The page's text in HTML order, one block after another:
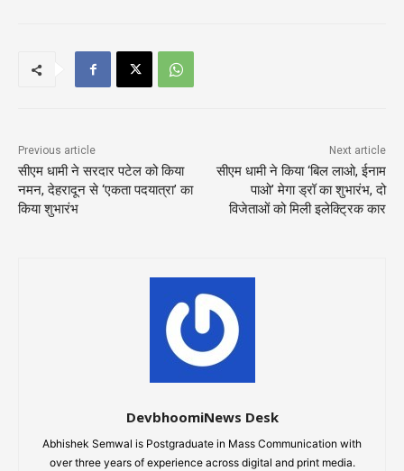
Previous article
सीएम धामी ने सरदार पटेल को किया
नमन, देहरादून से ‘एकता पदयात्रा’ का
किया शुभारंभ
Next article
सीएम धामी ने किया ‘बिल लाओ, ईनाम
पाओ’ मेगा ड्रॉ का शुभारंभ, दो
विजेताओं को मिली इलेक्ट्रिक कार
DevbhoomiNews Desk
Abhishek Semwal is Postgraduate in Mass Communication with
over three years of experience across digital and print media.